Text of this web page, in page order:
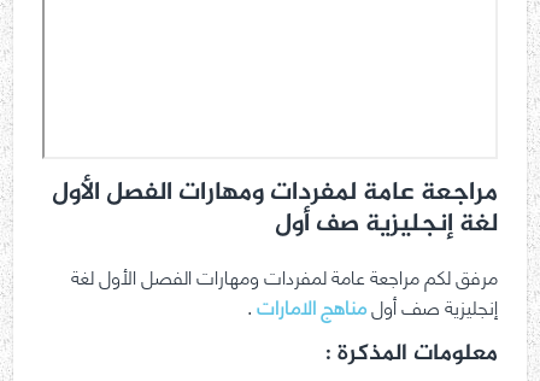
مراجعة عامة لمفردات ومهارات الفصل الأول
لغة إنجليزية صف أول
مرفق لكم مراجعة عامة لمفردات ومهارات الفصل الأول لغة
إنجليزية صف أولمناهج الامارات.
معلومات المذكرة :